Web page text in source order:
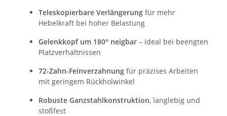
Teleskopierbare Verlängerung für mehr
Hebelkraft bei hoher Belastung
Gelenkkopf um 180° neigbar – ideal bei beengten
Platzverhältnissen
72-Zahn-Feinverzahnung für präzises Arbeiten
mit geringem Rückholwinkel
Robuste Ganzstahlkonstruktion, langlebig und
stoßfest